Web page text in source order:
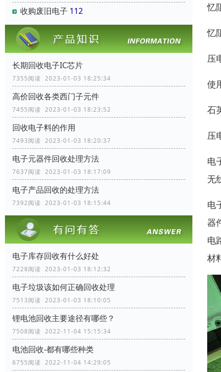
收购废旧电子 112
长期回收电子IC芯片
7355阅读 2023-01-03 18:25:34
高价回收各类西门子元件
7455阅读 2023-01-03 18:23:52
回收电子料的作用
7493阅读 2023-01-03 18:20:37
电子元器件回收处理方法
7637阅读 2023-01-03 18:17:09
电子产品回收的处理方法
7392阅读 2023-01-03 18:15:44
电子库存回收有什么好处
7228阅读 2023-01-03 18:12:32
电子垃圾该如何正确回收处理
7513阅读 2023-01-03 18:10:05
锂电池回收主要途径有哪些？
7508阅读 2022-11-04 15:15:34
电池回收-都有哪些种类
6755阅读 2022-11-04 14:29:05
忆
忆
压
使
石
压
电
无
电
器
电
材